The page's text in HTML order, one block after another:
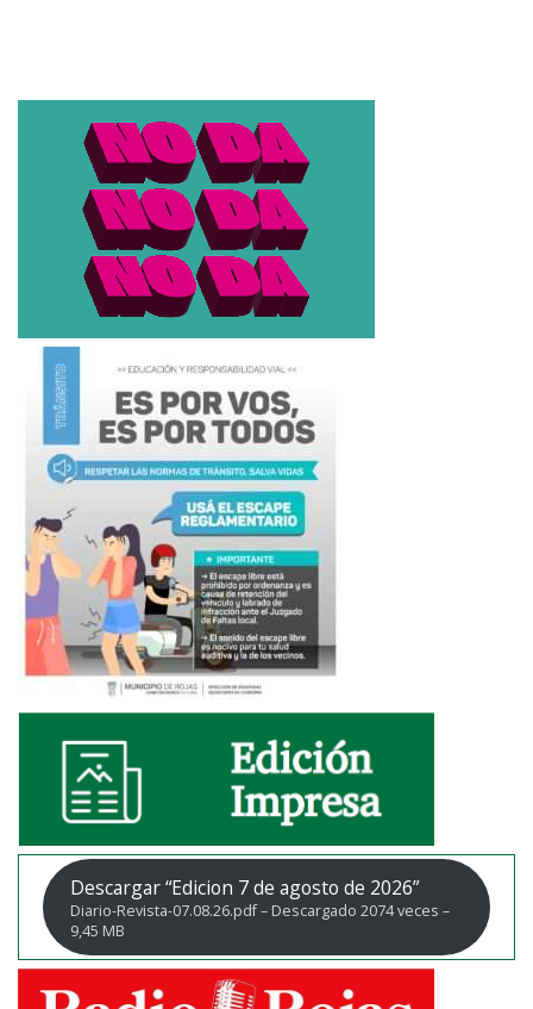
Descargar “Edicion 7 de agosto de 2026”
Diario-Revista-07.08.26.pdf – Descargado 2074 veces –
9,45 MB